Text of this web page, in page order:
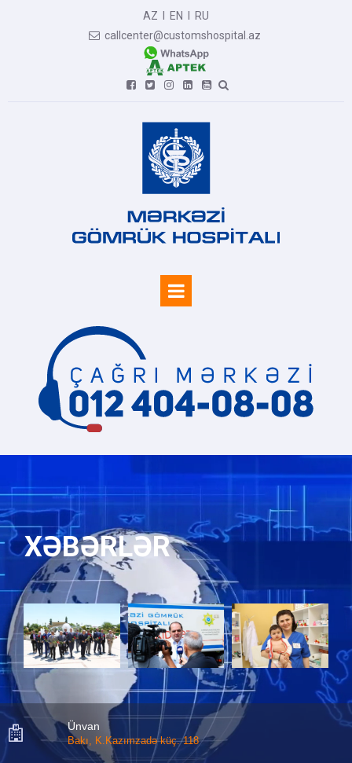
AZ EN RU
 callcenter@customshospital.az
     
XƏBƏRLƏR
 Ünvan
Bakı, K.Kazımzadə küç. 118